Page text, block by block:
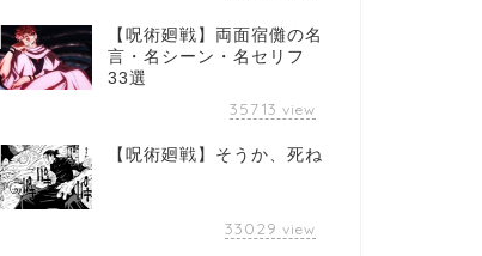
【呪術廻戦】両面宿儺の名
言・名シーン・名セリフ
33選
35713 view
【呪術廻戦】そうか、死ね
33029 view